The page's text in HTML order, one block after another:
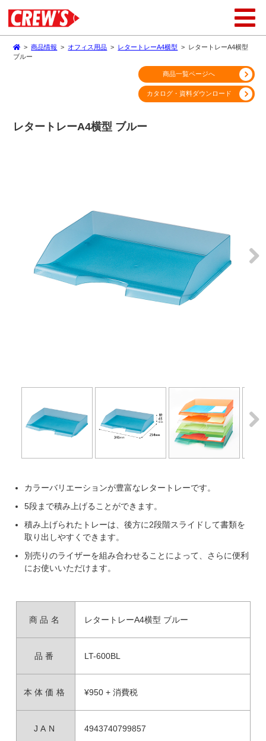
>商品情報 > オフィス用品 > レタートレーA4横型 > レタートレーA4横型
ブルー
レタートレーA4横型 ブルー
商品一覧ページへ
カタログ・資料ダウンロード
カラーバリエーションが豊富なレタートレーです。
5段まで積み上げることができます。
積み上げられたトレーは、後方に2段階スライドして書類を
取り出しやすくできます。
別売りのライザーを組み合わせることによって、さらに便利
にお使いいただけます。
商品名 レタートレーA4横型 ブルー
品番 LT-600BL
本体価格 ¥950 + 消費税
JAN 4943740799857